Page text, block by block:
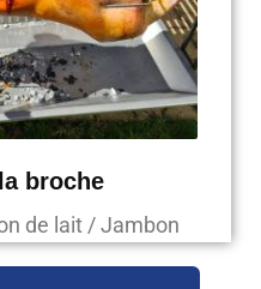
broche
de lait / Jambon